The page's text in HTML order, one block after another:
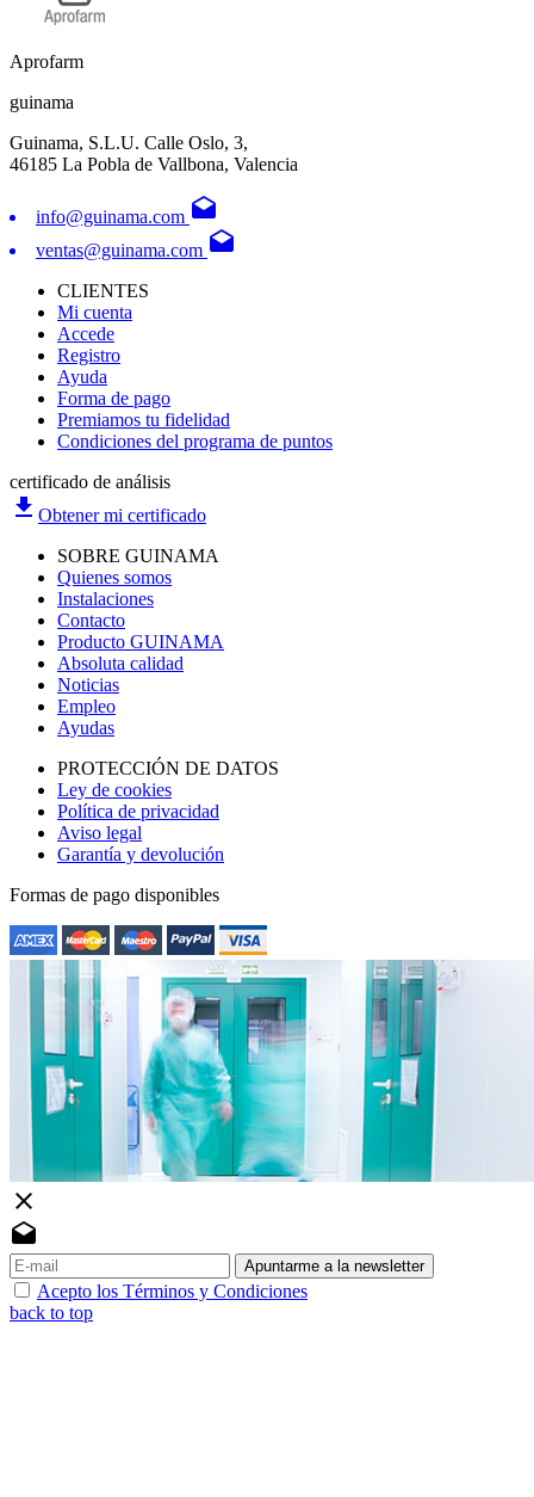
Aprofarm
guinama
Guinama, S.L.U. Calle Oslo, 3,
46185 La Pobla de Vallbona, Valencia
info@guinama.com drafts
ventas@guinama.com drafts
CLIENTES
Mi cuenta
Accede
Registro
Ayuda
Forma de pago
Premiamos tu fidelidad
Condiciones del programa de puntos
certificado de análisis
file_download Obtener mi certificado
SOBRE GUINAMA
Quienes somos
Instalaciones
Contacto
Producto GUINAMA
Absoluta calidad
Noticias
Empleo
Ayudas
PROTECCIÓN DE DATOS
Ley de cookies
Política de privacidad
Aviso legal
Garantía y devolución
Formas de pago disponibles
close
drafts
Apuntarme a la newsletter
Acepto los Términos y Condiciones
back to top